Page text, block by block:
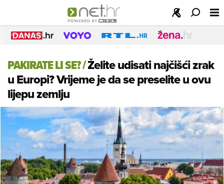
PAKIRATE LI SE?/Želite udisati najčišći zrak
u Europi? Vrijeme je da se preselite u ovu
lijepu zemlju